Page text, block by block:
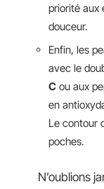
priorité aux
douceur.
Enfin, les
avec le
C ou aux
en
Le contour
poches.
N’oublions